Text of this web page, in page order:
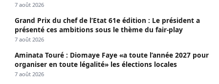
7 août 2026
Grand Prix du chef de l’Etat 61e édition : Le président a
présenté ces ambitions sous le thème du fair-play
7 août 2026
Aminata Touré : Diomaye Faye «a toute l’année 2027 pour
organiser en toute légalité» les élections locales
7 août 2026